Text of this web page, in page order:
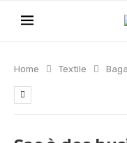
Home Textile